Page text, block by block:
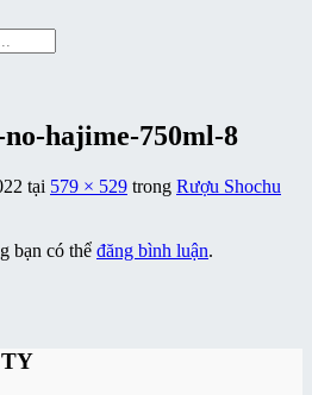
hajime-750ml-8
tại 579 × 529 trong Rượu Shochu
bạn có thể đăng bình luận.